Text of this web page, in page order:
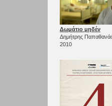
Δωμάτιο μηδέν
Δημήτρης
2010